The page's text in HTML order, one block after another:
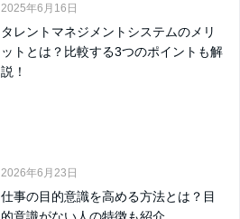
2025年6月16日
タレントマネジメントシステムのメリ
ットとは？比較する3つのポイントも解
説！
2026年6月23日
仕事の目的意識を高める方法とは？目
的意識がない人の特徴も紹介